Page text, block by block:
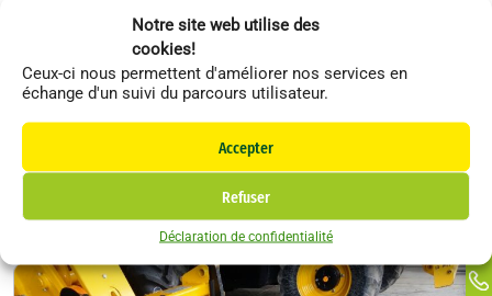
Notre site web utilise des
cookies!
Ceux-ci nous permettent d'améliorer nos services en
échange d'un suivi du parcours utilisateur.
Accepter
Refuser
Déclaration de confidentialité
Bac JCB 0.5m³ attache Euro